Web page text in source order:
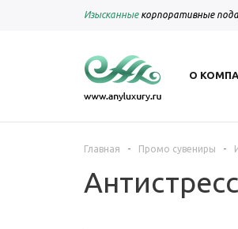
Изысканныекорпоративные
О
Главная - Промо сувениры -